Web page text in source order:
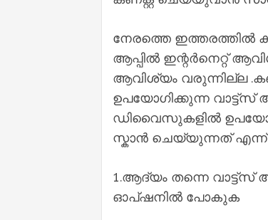
നേരത്തെ ഇത്തരത്തില്‍
ആപ്പില്‍ ഇന്റര്‍നെറ്റ്
ആവിശ്യം വരുന്നില്ല
ഉപയോഗിക്കുന്ന വാട്ട്സ്
ഡിവൈസുകളില്‍
സ്കാന്‍ ചെയ്യുന്നത് എന്ന്
1.ആദ്യം തന്നെ
ഓപ്‌ഷനില്‍ പോകുക